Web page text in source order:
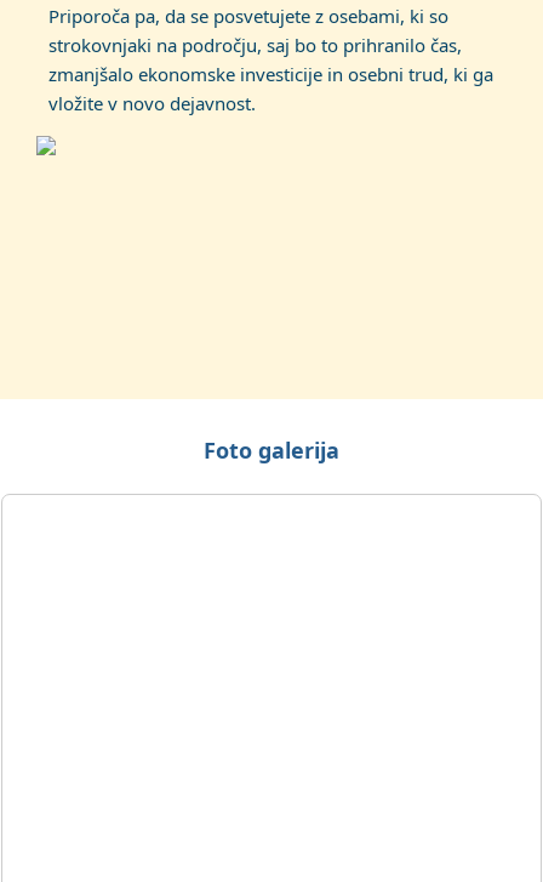
Priporoča pa, da se posvetujete z osebami, ki so
strokovnjaki na področju, saj bo to prihranilo čas,
zmanjšalo ekonomske investicije in osebni trud, ki ga
vložite v novo dejavnost.
Foto galerija